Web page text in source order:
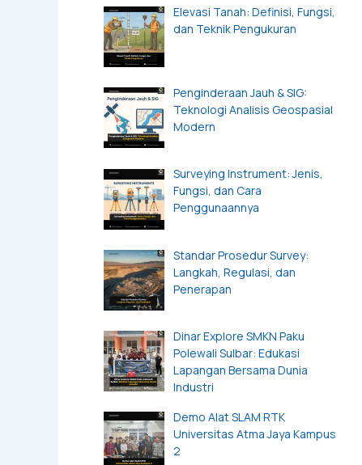
Elevasi Tanah: Definisi, Fungsi,
dan Teknik Pengukuran
Penginderaan Jauh & SIG:
Teknologi Analisis Geospasial
Modern
Surveying Instrument: Jenis,
Fungsi, dan Cara
Penggunaannya
Standar Prosedur Survey:
Langkah, Regulasi, dan
Penerapan
Dinar Explore SMKN Paku
Polewali Sulbar: Edukasi
Lapangan Bersama Dunia
Industri
Demo Alat SLAM RTK
Universitas Atma Jaya Kampus
2